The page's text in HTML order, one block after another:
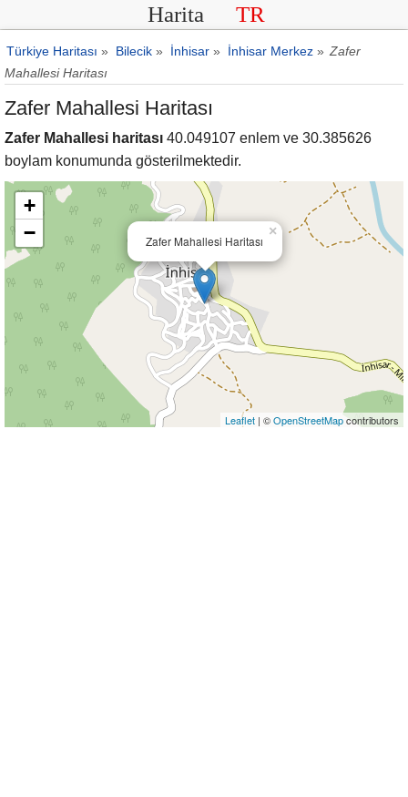
Harita TR
Türkiye Haritası » Bilecik » İnhisar » İnhisar Merkez » Zafer
Mahallesi Haritası
Zafer Mahallesi Haritası
Zafer Mahallesi haritası 40.049107 enlem ve 30.385626
boylam konumunda gösterilmektedir.
Zafer Mahallesi Haritası
×
+
−
Leaflet | ©OpenStreetMapcontributors